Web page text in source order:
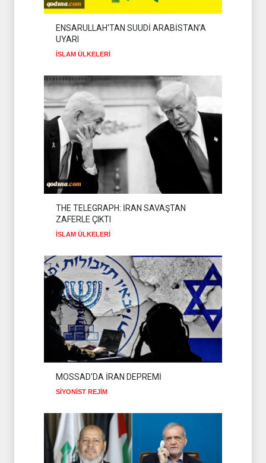
SON DURUMU
DEĞERLENDİRDİ
ENSARULLAH'TAN SUUDİ ARABİSTAN'A
UYARI
İSLAM ÜLKELERİ
THE TELEGRAPH: İRAN SAVAŞTAN
ZAFERLE ÇIKTI
İSLAM ÜLKELERİ
MOSSAD'DA İRAN DEPREMİ
SİYONİST REJİM